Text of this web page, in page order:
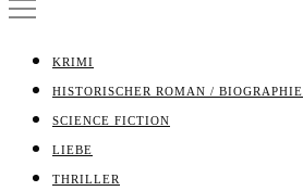
KRIMI
HISTORISCHER ROMAN / BIOGRAPHIE
SCIENCE FICTION
LIEBE
THRILLER